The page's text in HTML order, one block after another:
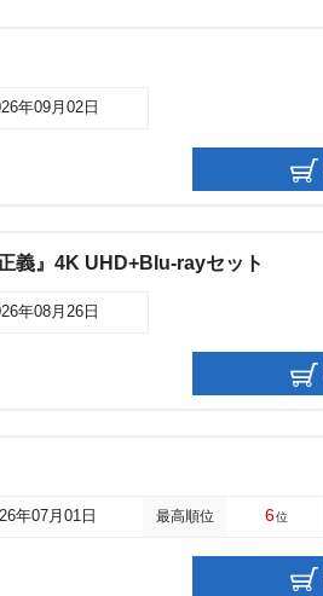
年09月02日
義』4K UHD+Blu-rayセット
年08月26日
年07月01日 最高順位 6位